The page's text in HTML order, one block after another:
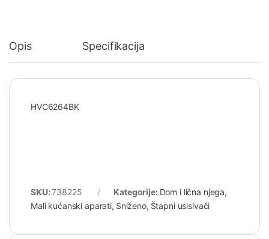
Opis Specifikacija
HVC6264BK
SKU:738225 Kategorije: Dom i lična njega,
Mali kućanski aparati, Sniženo, Štapni usisivači